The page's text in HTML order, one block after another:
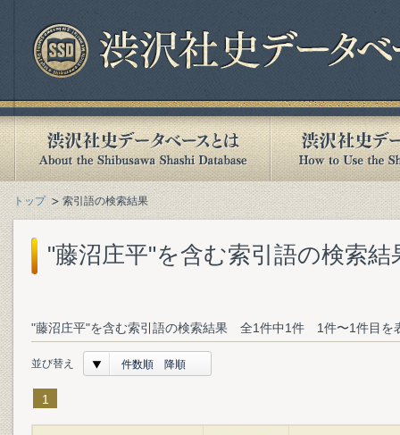
トップ 索引語の検索結果
"藤沼庄平"を含む索引語の検索結
"藤沼庄平"を含む索引語の検索結果 全1件中1件 1件〜1件目を
並び替え 件数順 降順
1